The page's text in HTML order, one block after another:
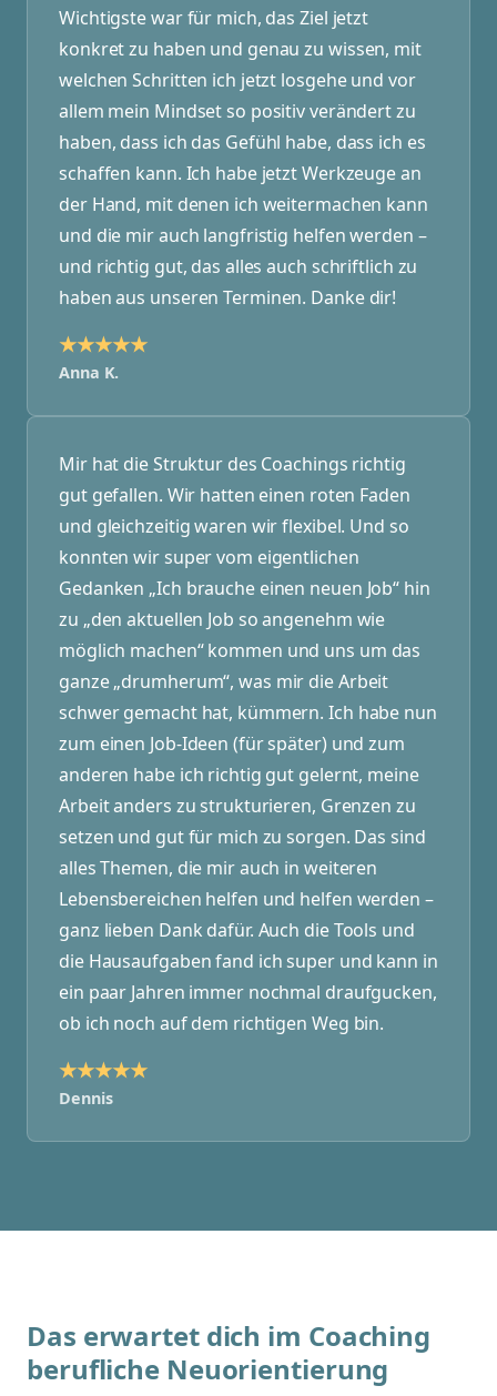
Wichtigste war für mich, das Ziel jetzt
konkret zu haben und genau zu wissen, mit
welchen Schritten ich jetzt losgehe und vor
allem mein Mindset so positiv verändert zu
haben, dass ich das Gefühl habe, dass ich es
schaffen kann. Ich habe jetzt Werkzeuge an
der Hand, mit denen ich weitermachen kann
und die mir auch langfristig helfen werden –
und richtig gut, das alles auch schriftlich zu
haben aus unseren Terminen. Danke dir!
★★★★★
Anna K.
Mir hat die Struktur des Coachings richtig
gut gefallen. Wir hatten einen roten Faden
und gleichzeitig waren wir flexibel. Und so
konnten wir super vom eigentlichen
Gedanken „Ich brauche einen neuen Job“ hin
zu „den aktuellen Job so angenehm wie
möglich machen“ kommen und uns um das
ganze „drumherum“, was mir die Arbeit
schwer gemacht hat, kümmern. Ich habe nun
zum einen Job-Ideen (für später) und zum
anderen habe ich richtig gut gelernt, meine
Arbeit anders zu strukturieren, Grenzen zu
setzen und gut für mich zu sorgen. Das sind
alles Themen, die mir auch in weiteren
Lebensbereichen helfen und helfen werden –
ganz lieben Dank dafür. Auch die Tools und
die Hausaufgaben fand ich super und kann in
ein paar Jahren immer nochmal draufgucken,
ob ich noch auf dem richtigen Weg bin.
★★★★★
Dennis
Das erwartet dich im Coaching
berufliche Neuorientierung